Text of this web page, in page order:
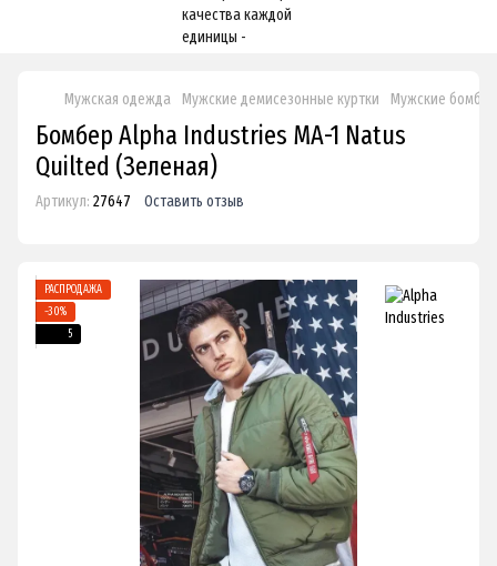
Мужская одежда Мужские демисезонные куртки Мужские
Бомбер Alpha Industries MA-1 Natus
Quilted (Зеленая)
Артикул: 27647 Оставить отзыв
РАСПРОДАЖА
−30%
5